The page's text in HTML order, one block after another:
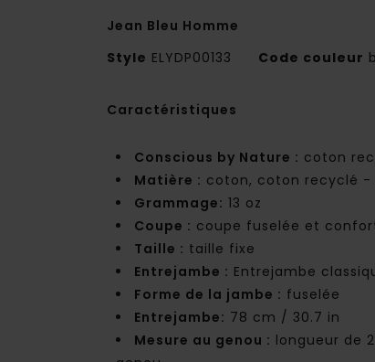
Jean Bleu Homme
Style ELYDP00133 Code couleur
Caractéristiques
Conscious by Nature : coton
Matière : coton, coton recyclé -
Grammage: 13 oz
Coupe : coupe fuselée et
Taille : taille fixe
Entrejambe : Entrejambe
Forme de la jambe : fuselée
Entrejambe: 78 cm / 30.7 in
Mesure au genou : longueur de